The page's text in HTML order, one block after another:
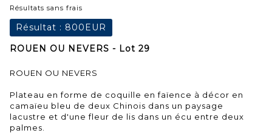
Résultats sans frais
Résultat : 800EUR
ROUEN OU NEVERS - Lot 29
ROUEN OU NEVERS
Plateau en forme de coquille en faïence à décor en
camaïeu bleu de deux Chinois dans un paysage
lacustre et d'une fleur de lis dans un écu entre deux
palmes.